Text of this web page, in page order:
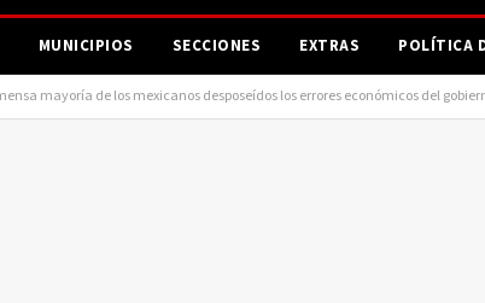
MUNICIPIOS SECCIONES EXTRAS POLÍTICA
mayoría de los mexicanos desposeídos los errores económicos del